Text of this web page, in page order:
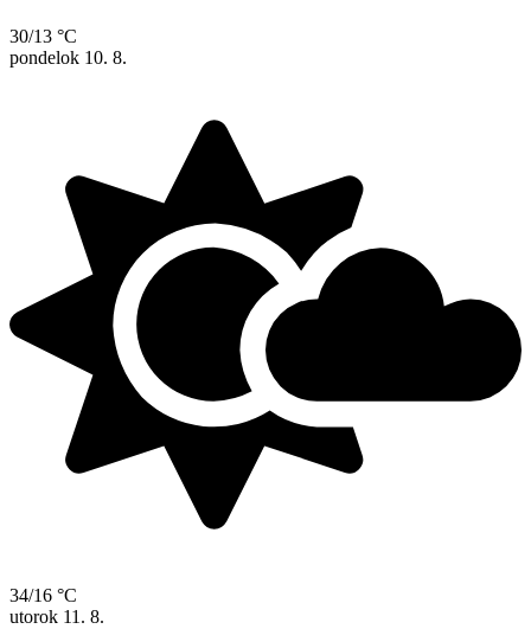
30/13 °C
pondelok 10. 8.
34/16 °C
utorok 11. 8.